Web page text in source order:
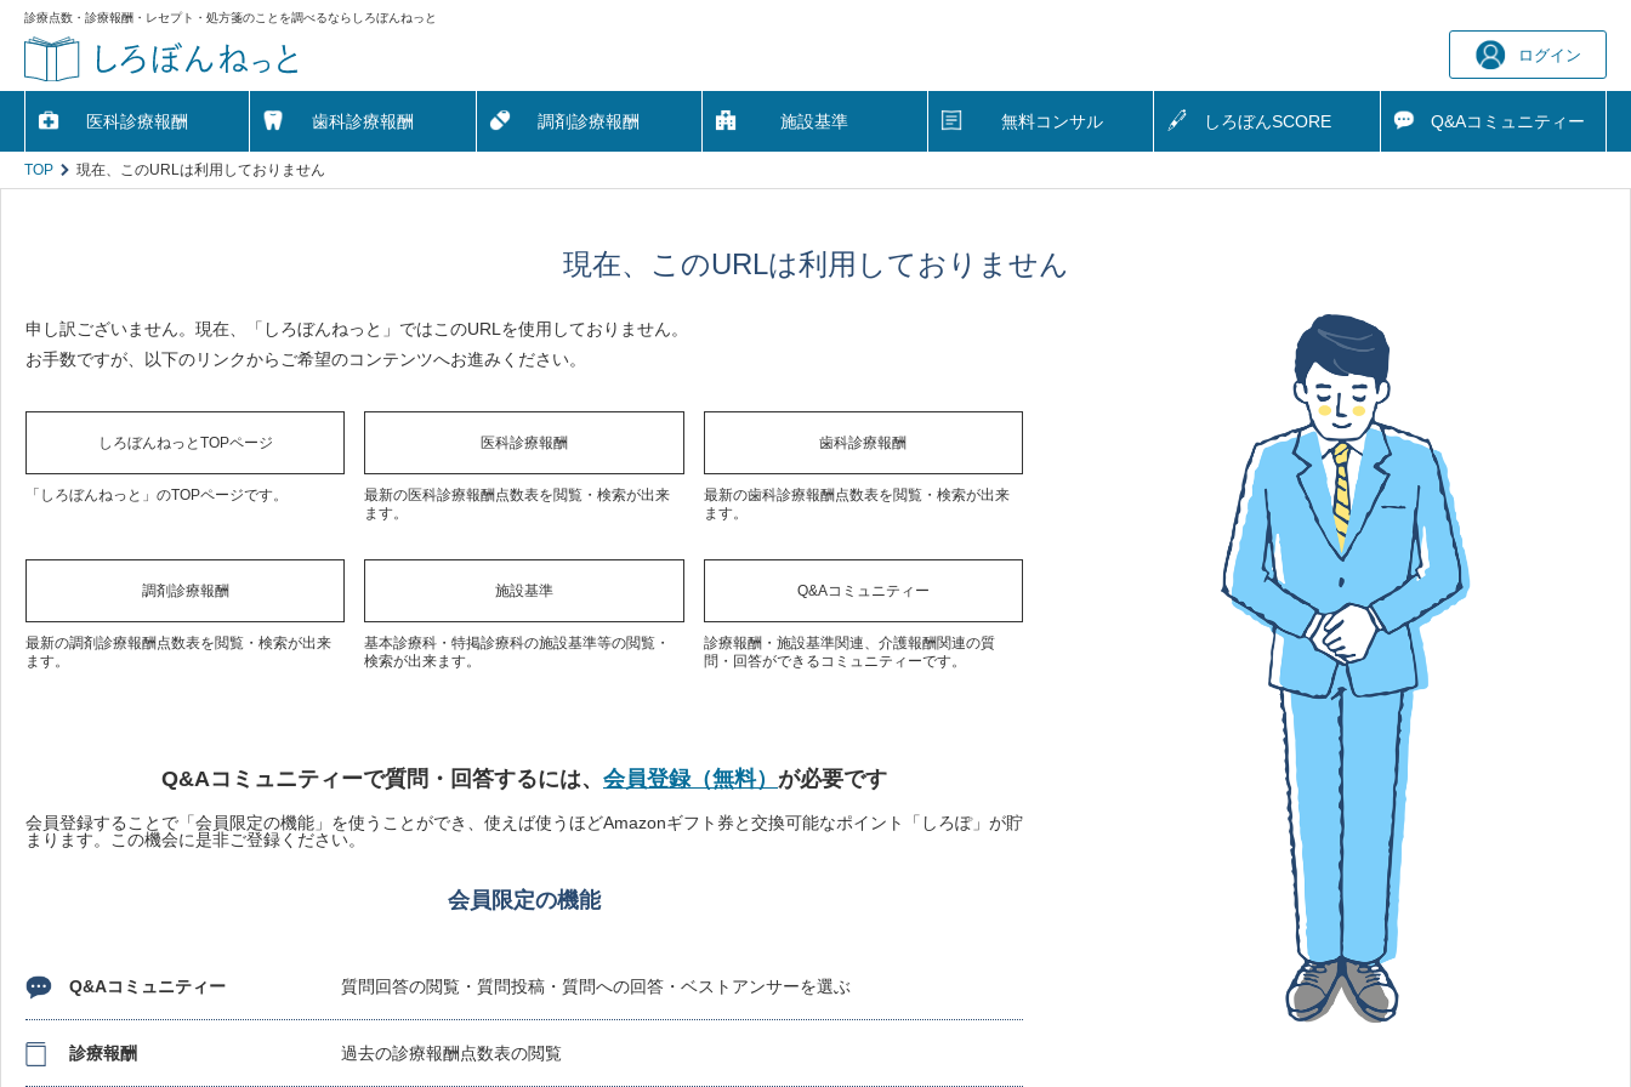
診療点数・診療報酬・レセプト・処方箋のことを調べるならしろぼんねっと
ログイン
医科診療報酬 歯科診療報酬 調剤診療報酬 施設基準 無料コンサル しろぼんSCORE Q&Aコミュニティー
TOP 現在、このURLは利用しておりません
現在、このURLは利用しておりません
申し訳ございません。現在、「しろぼんねっと」ではこのURLを使用しておりません。
お手数ですが、以下のリンクからご希望のコンテンツへお進みください。
しろぼんねっとTOPページ
「しろぼんねっと」のTOPページです。
医科診療報酬
最新の医科診療報酬点数表を閲覧・検索が出来
ます。
歯科診療報酬
最新の歯科診療報酬点数表を閲覧・検索が出来
ます。
調剤診療報酬
最新の調剤診療報酬点数表を閲覧・検索が出来
ます。
施設基準
基本診療科・特掲診療科の施設基準等の閲覧・
検索が出来ます。
Q&Aコミュニティー
診療報酬・施設基準関連、介護報酬関連の質
問・回答ができるコミュニティーです。
Q&Aコミュニティーで質問・回答するには、 会員登録（無料） が必要です
会員登録することで「会員限定の機能」を使うことができ、使えば使うほどAmazonギフト券と交換可能なポイント「しろぽ」が貯
まります。この機会に是非ご登録ください。
会員限定の機能
Q&Aコミュニティー 質問回答の閲覧・質問投稿・質問への回答・ベストアンサーを選ぶ
診療報酬 過去の診療報酬点数表の閲覧